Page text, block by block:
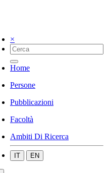
×
Home
Persone
Pubblicazioni
Facoltà
Ambiti Di Ricerca
IT EN